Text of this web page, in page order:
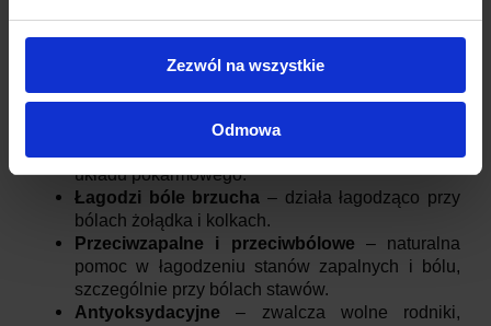
Zezwól na wszystkie
Odmowa
Wspomaga trawienie– pomaga w walce ze
układu pokarmowego.
Łagodzi bóle brzucha – działa łagodząco przy
bólach żołądka i kolkach.
Przeciwzapalne i przeciwbólowe – naturalna
pomoc w łagodzeniu stanów zapalnych i bólu,
szczególnie przy bólach stawów.
Antyoksydacyjne – zwalcza wolne rodniki,